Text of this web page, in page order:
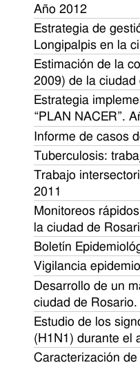
Año 2012
Estrategia de
Longipalpis en la
Estimación de la
2009) de la ciudad
Estrategia
“PLAN NACER”.
Informe de casos
Tuberculosis:
Trabajo
2011
Monitoreos
la ciudad de
Boletín
Vigilancia
Desarrollo de un
ciudad de
Estudio de los
(H1N1) durante el
Caracterización